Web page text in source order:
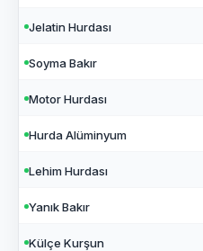
Jelatin Hurdası
Soyma Bakır
Motor Hurdası
Hurda Alüminyum
Lehim Hurdası
Yanık Bakır
Külçe Kurşun